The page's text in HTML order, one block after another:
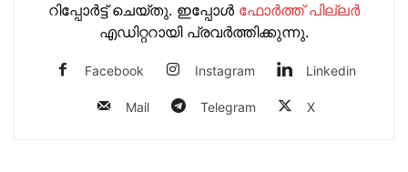
റിപ്പോര്‍ട്ട് ചെയ്തു. ഇപ്പോള്‍ ഫോ‍ർത്ത് പില്ല‍ർ
എഡിറ്ററായി പ്രവ‍ർത്തിക്കുന്നു.
Facebook Instagram Linkedin
Mail Telegram X